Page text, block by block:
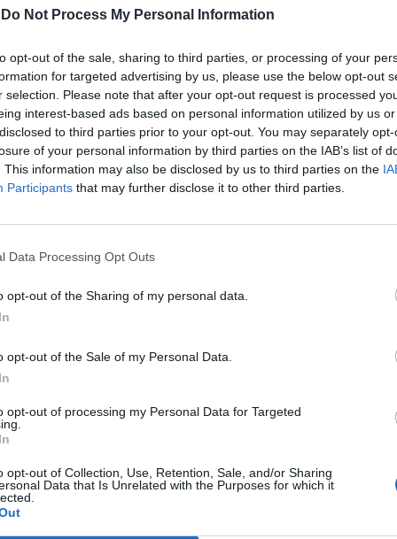
Do Not Process My Personal Information
opt-out of the sale, sharing to third parties, or processing of your
for targeted advertising by us, please use the below opt-out
selection. Please note that after your opt-out request is processed
interest-based ads based on personal information utilized by us
to third parties prior to your opt-out. You may separately
of your personal information by third parties on the IAB’s list of
This information may also be disclosed by us to third parties on the
Participants that may further disclose it to other third parties.
Data Processing Opt Outs
opt-out of the Sharing of my personal data.
opt-out of the Sale of my Personal Data.
opt-out of processing my Personal Data for Targeted
opt-out of Collection, Use, Retention, Sale, and/or Sharing
Data that Is Unrelated with the Purposes for which it
Toni, che arriva a quasi 33 anni.
un gran campionato e anche grazie
la Roma vinse il terzo scudetto. La
che Toni ne possa fare almeno la metà da
A qualcuno l'arrivo del modenese ha
di Prati, un altro attaccante di peso a
che la Roma acquistò nel 1973,
27 anni. Prati era in rotta col Milan e per
rotto. Una voce maligna che Prati
Nella speranza che ciò avvenga
carriera con 10 squadre diverse; 91 i gol
quando fu capocannoniere della
31 le reti nel suo miglior campionato in A,
8 le partite di quest'anno col Bayern (in
86); 2 le reti in questa stagione, entrambi
Bov.Fra.
Trump, Meloni e la strategia